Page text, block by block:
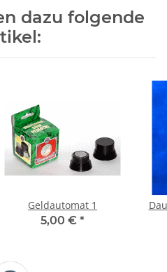
dazu folgende
Geldautomat 1
5,00 € *